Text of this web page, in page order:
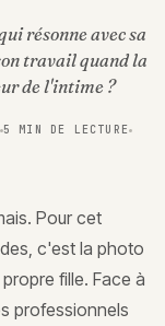
résonne avec sa
travail quand la
de l'intime ?
5
MIN DE LECTURE
Pour cet
c'est la photo
fille. Face à
professionnels